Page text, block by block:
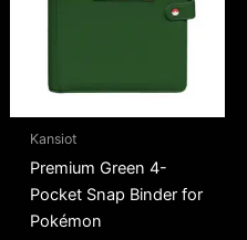
Kansiot
Premium Green 4-
Pocket Snap Binder for
Pokémon